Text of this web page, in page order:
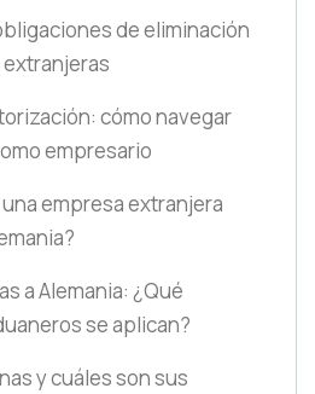
de eliminación
cómo navegar
empresario
empresa extranjera
a Alemania: ¿Qué
se aplican?
y cuáles son sus